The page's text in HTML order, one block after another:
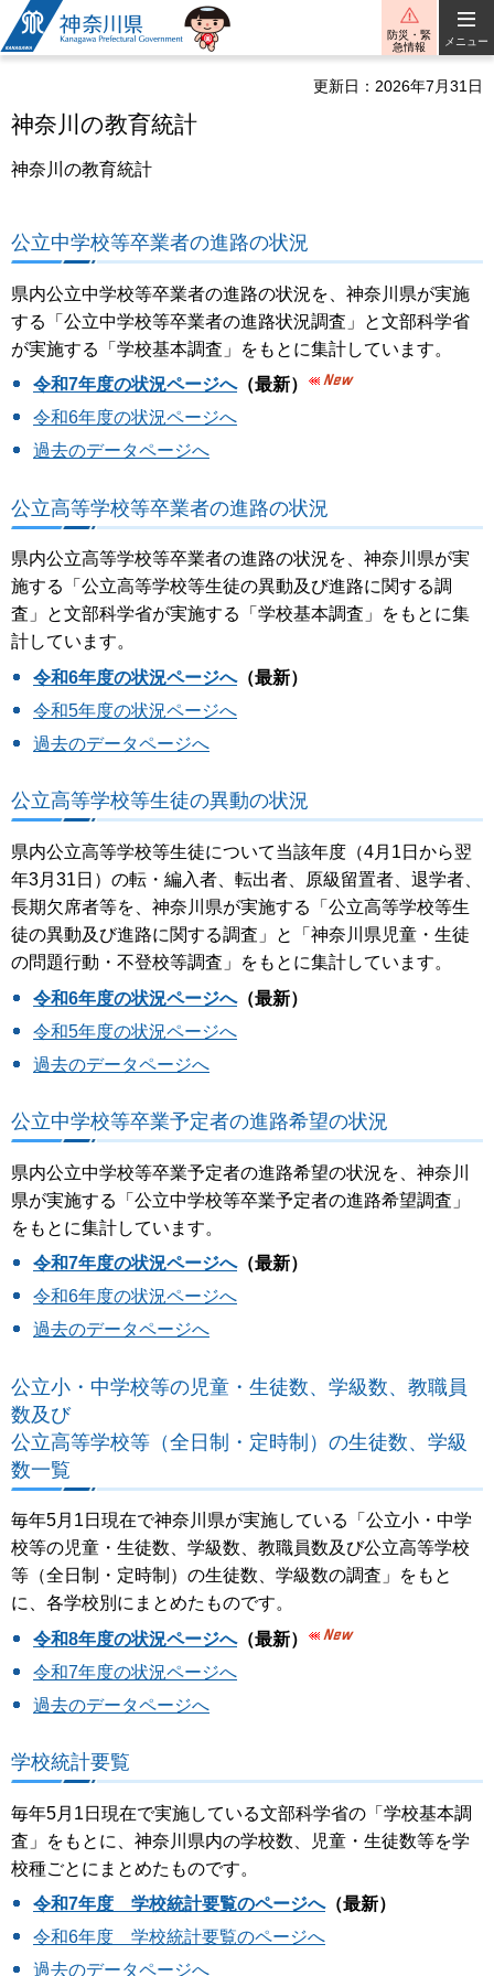
神奈川県
防災・緊
急情報
メニュー
更新日：2026年7月31日
神奈川の教育統計
神奈川の教育統計
公立中学校等卒業者の進路の状況
県内公立中学校等卒業者の進路の状況を、神奈川県が実施
する「公立中学校等卒業者の進路状況調査」と文部科学省
が実施する「学校基本調査」をもとに集計しています。
令和7年度の状況ページへ（最新）
令和6年度の状況ページへ
過去のデータページへ
公立高等学校等卒業者の進路の状況
県内公立高等学校等卒業者の進路の状況を、神奈川県が実
施する「公立高等学校等生徒の異動及び進路に関する調
査」と文部科学省が実施する「学校基本調査」をもとに集
計しています。
令和6年度の状況ページへ（最新）
令和5年度の状況ページへ
過去のデータページへ
公立高等学校等生徒の異動の状況
県内公立高等学校等生徒について当該年度（4月1日から翌
年3月31日）の転・編入者、転出者、原級留置者、退学者、
長期欠席者等を、神奈川県が実施する「公立高等学校等生
徒の異動及び進路に関する調査」と「神奈川県児童・生徒
の問題行動・不登校等調査」をもとに集計しています。
令和6年度の状況ページへ（最新）
令和5年度の状況ページへ
過去のデータページへ
公立中学校等卒業予定者の進路希望の状況
県内公立中学校等卒業予定者の進路希望の状況を、神奈川
県が実施する「公立中学校等卒業予定者の進路希望調査」
をもとに集計しています。
令和7年度の状況ページへ（最新）
令和6年度の状況ページへ
過去のデータページへ
公立小・中学校等の児童・生徒数、学級数、教職員
数及び
公立高等学校等（全日制・定時制）の生徒数、学級
数一覧
毎年5月1日現在で神奈川県が実施している「公立小・中学
校等の児童・生徒数、学級数、教職員数及び公立高等学校
等（全日制・定時制）の生徒数、学級数の調査」をもと
に、各学校別にまとめたものです。
令和8年度の状況ページへ（最新）
令和7年度の状況ページへ
過去のデータページへ
学校統計要覧
毎年5月1日現在で実施している文部科学省の「学校基本調
査」をもとに、神奈川県内の学校数、児童・生徒数等を学
校種ごとにまとめたものです。
令和7年度 学校統計要覧のページへ（最新）
令和6年度 学校統計要覧のページへ
過去のデータページへ